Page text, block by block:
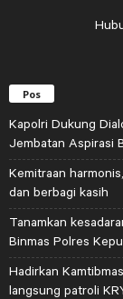
Pos
Kapolri Dukung
Jembatan Aspirasi
Kemitraan
dan berbagi kasih
Tanamkan
Binmas Polres
Hadirkan
langsung patroli